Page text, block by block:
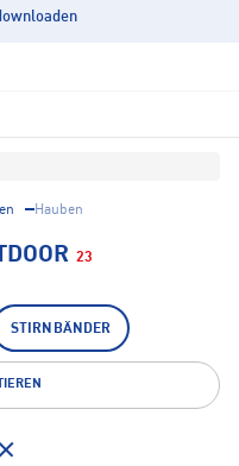
Hauben
23
STIRNBÄNDER